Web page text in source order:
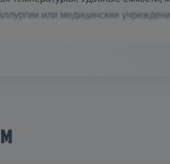
или медицинские
хранения и…